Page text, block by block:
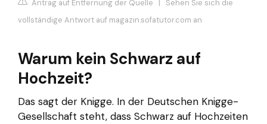
Antrag auf Entfernung der Quelle
Sehen Sie sich die
vollständige Antwort auf magazin.sofatutor.com an
Warum kein Schwarz auf
Hochzeit?
Das sagt der Knigge. In der Deutschen Knigge-
Gesellschaft steht, dass Schwarz auf Hochzeiten